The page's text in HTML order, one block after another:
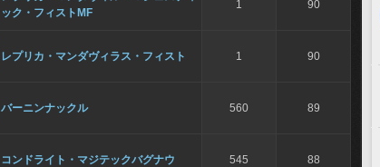
ック・フィストMF
1 90
レプリカ・マンダヴィラス・フィスト 1 90
バーニンナックル 560 89
コンドライト・マジテックバグナウ 545 88